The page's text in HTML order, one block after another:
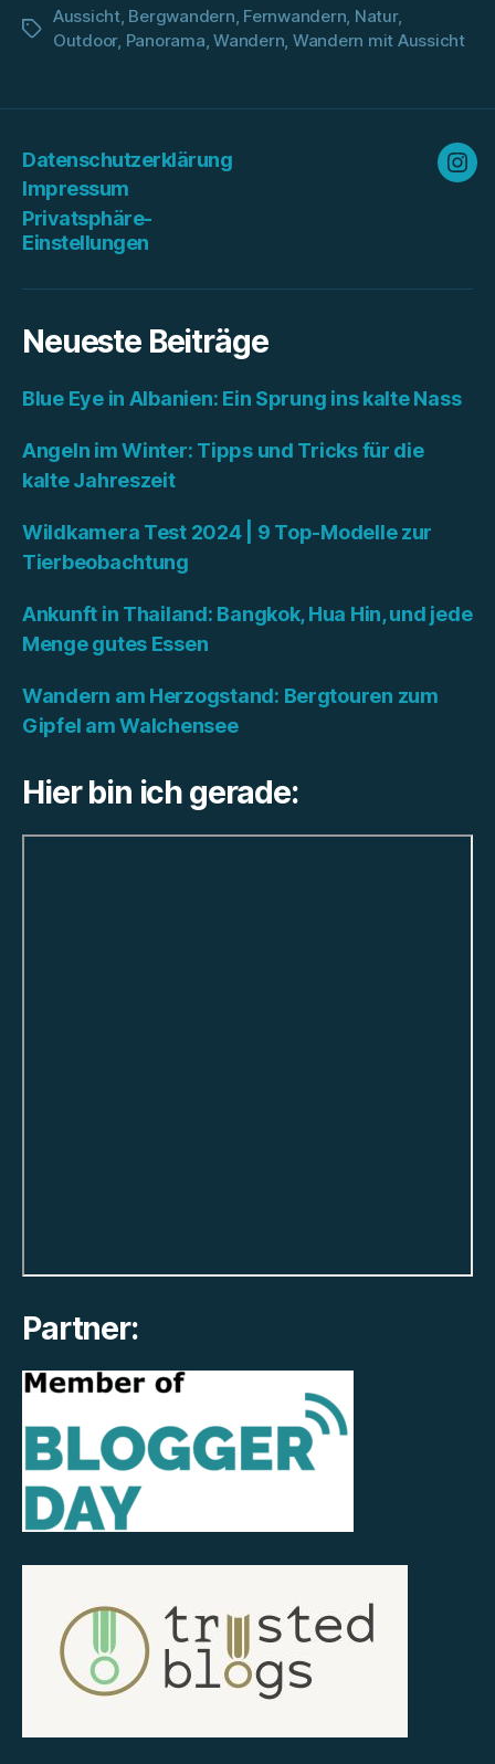
Schlagwörter
Aussicht, Bergwandern, Fernwandern, Natur,
Outdoor, Panorama,Wandern, Wandern mit Aussicht
Datenschutzerklärung
Impressum
Privatsphäre-
Einstellungen
Neueste Beiträge
Blue Eye in Albanien: Ein Sprung ins kalte Nass
Angeln im Winter: Tipps und Tricks für die
kalte Jahreszeit
Wildkamera Test 2024 | 9 Top-Modelle zur
Tierbeobachtung
Ankunft in Thailand: Bangkok, Hua Hin, und jede
Menge gutes Essen
Wandern am Herzogstand: Bergtouren zum
Gipfel am Walchensee
Hier bin ich gerade:
Partner: